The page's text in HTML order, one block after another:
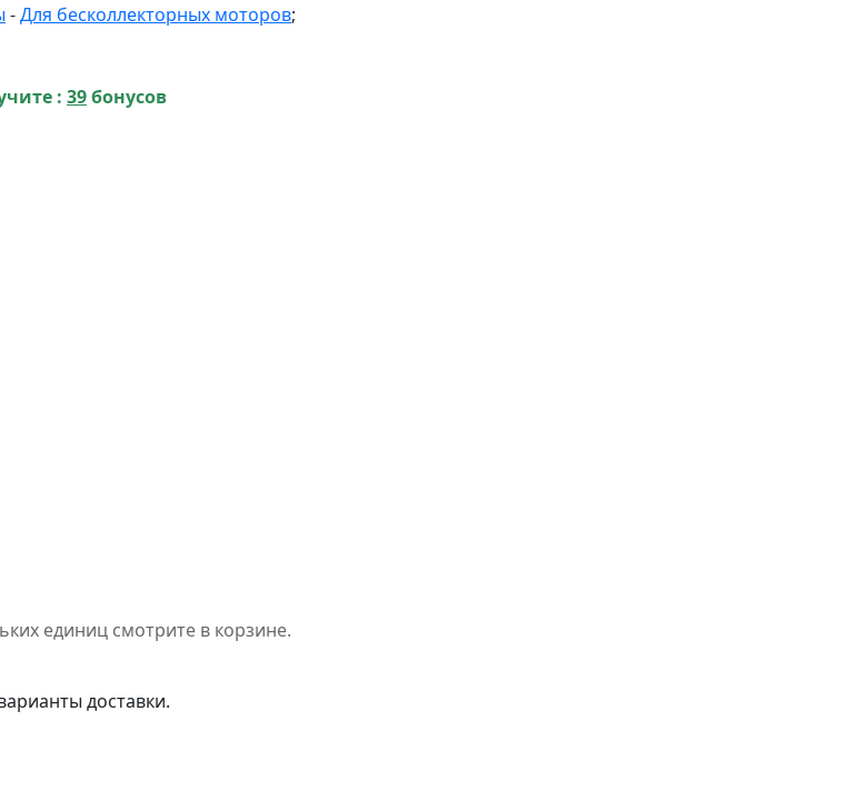
-Для бесколлекторных моторов;
: 39бонусов
единиц смотрите в корзине.
доставки.